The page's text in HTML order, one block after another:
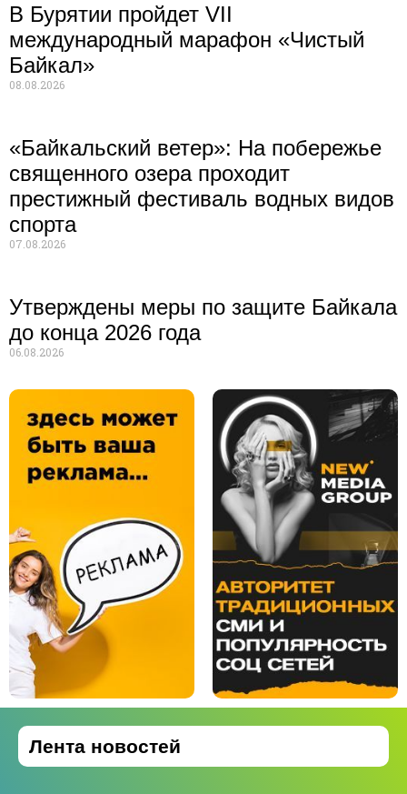
В Бурятии пройдет VII
международный марафон «Чистый
Байкал»
08.08.2026
«Байкальский ветер»: На побережье
священного озера проходит
престижный фестиваль водных видов
спорта
07.08.2026
Утверждены меры по защите Байкала
до конца 2026 года
06.08.2026
Лента новостей